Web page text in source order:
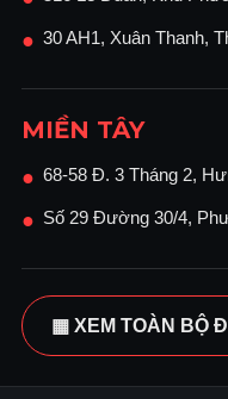
● 30 AH1, Xuân Thanh,
MIỀN TÂY
● 68-58 Đ. 3 Tháng 2,
● Số 29 Đường 30/4,
▦ XEM TOÀN BỘ